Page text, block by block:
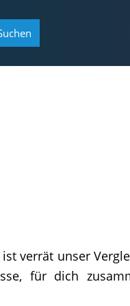
verrät unser
für dich